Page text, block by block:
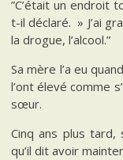
”C’était un endroit
t-il déclaré. » J’ai
la drogue, l’alcool.”
Sa mère l’a eu
l’ont élevé comme
sœur.
Cinq ans plus
qu’il dit avoir